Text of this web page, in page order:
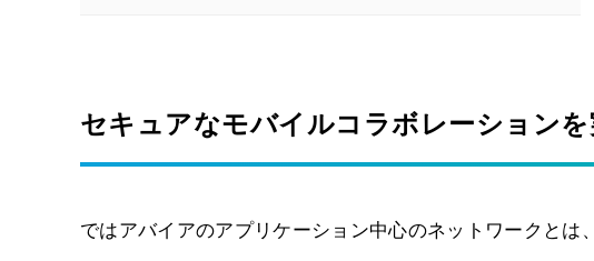
セキュアなモバイルコラボレーションを
ではアバイアのアプリケーション中心のネットワークとは